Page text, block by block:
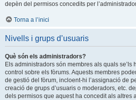
depèn del permisos concedits per
Torna a l’inici
Nivells i grups d’usuaris
Què són els administradors?
Els administradors són membres als quals se’ls
control sobre els fòrums. Aquests membres
de gestió del fòrum, incloent-hi l’assignació de
creació de grups d’usuaris o moderadors, etc.
dels permisos que aquest ha concedit als altres